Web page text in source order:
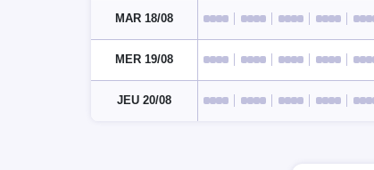
MAR 18/08
MER 19/08
JEU 20/08